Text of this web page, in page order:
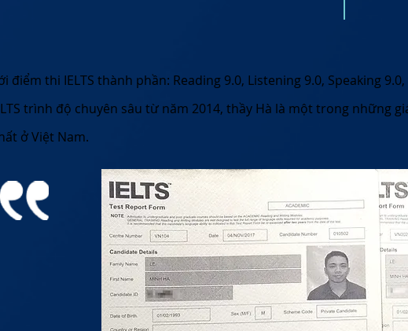
điểm thi IELTS thành phần: Reading 9.0, Listening 9.0, Speaking
trình độ chuyên sâu từ năm 2014, thầy Hà là một trong những
ở Việt Nam.